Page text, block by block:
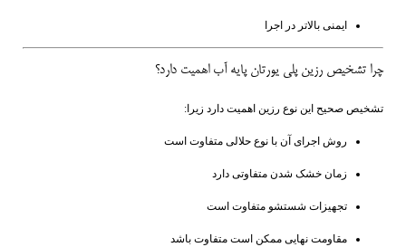
ایمنی بالاتر در اجرا
چرا تشخیص رزین پلی یورتان پایه آب اهمیت دارد؟
تشخیص صحیح این نوع رزین اهمیت دارد زیرا:
روش اجرای آن با نوع حلالی متفاوت است
زمان خشک شدن متفاوتی دارد
تجهیزات شستشو متفاوت است
مقاومت نهایی ممکن است متفاوت باشد